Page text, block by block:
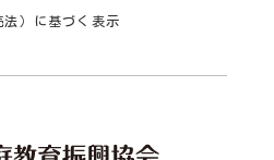
）に基づく表示